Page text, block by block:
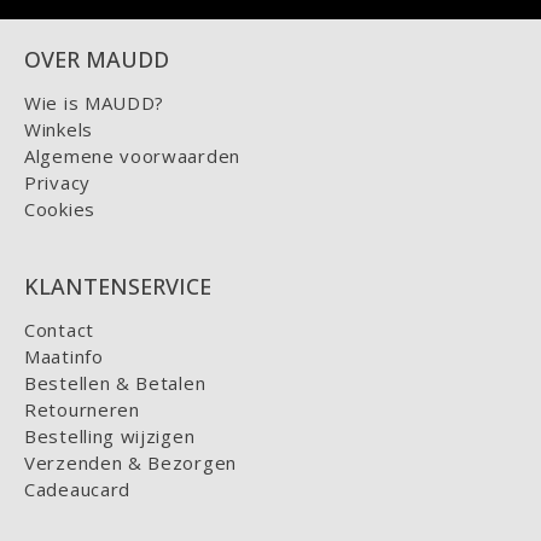
OVER MAUDD
Wie is MAUDD?
Winkels
Algemene voorwaarden
Privacy
Cookies
KLANTENSERVICE
Contact
Maatinfo
Bestellen & Betalen
Retourneren
Bestelling wijzigen
Verzenden & Bezorgen
Cadeaucard